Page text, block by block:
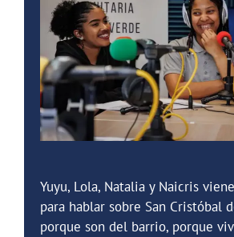
Yuyu, Lola, Natalia y Naicris
para hablar sobre San Cristóbal
porque son del barrio, porque